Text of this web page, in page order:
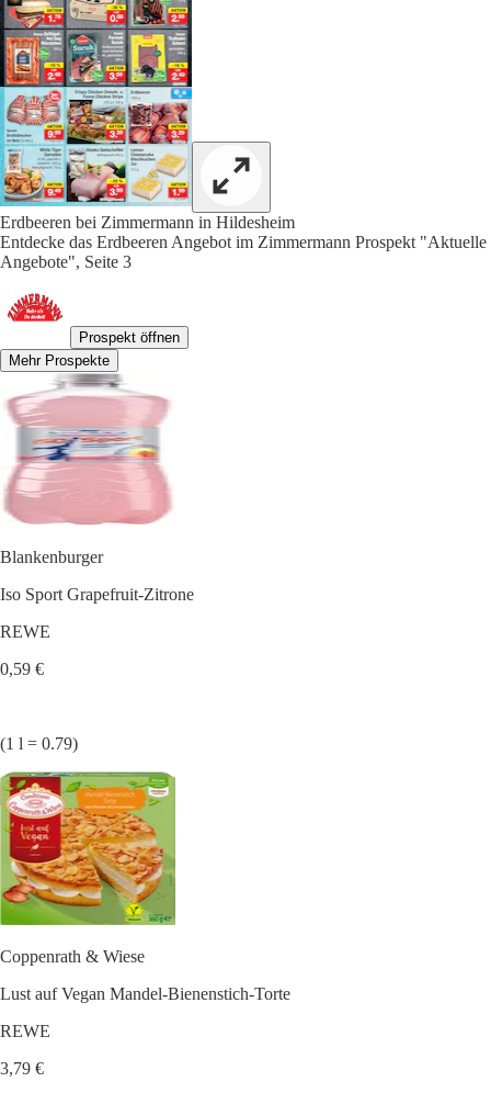
Erdbeeren bei Zimmermann in Hildesheim
Entdecke das Erdbeeren Angebot im Zimmermann Prospekt "Aktuelle
Angebote", Seite 3
Prospekt öffnen
Mehr Prospekte
Blankenburger
Iso Sport Grapefruit-Zitrone
REWE
0,59 €
(1 l = 0.79)
Coppenrath & Wiese
Lust auf Vegan Mandel-Bienenstich-Torte
REWE
3,79 €